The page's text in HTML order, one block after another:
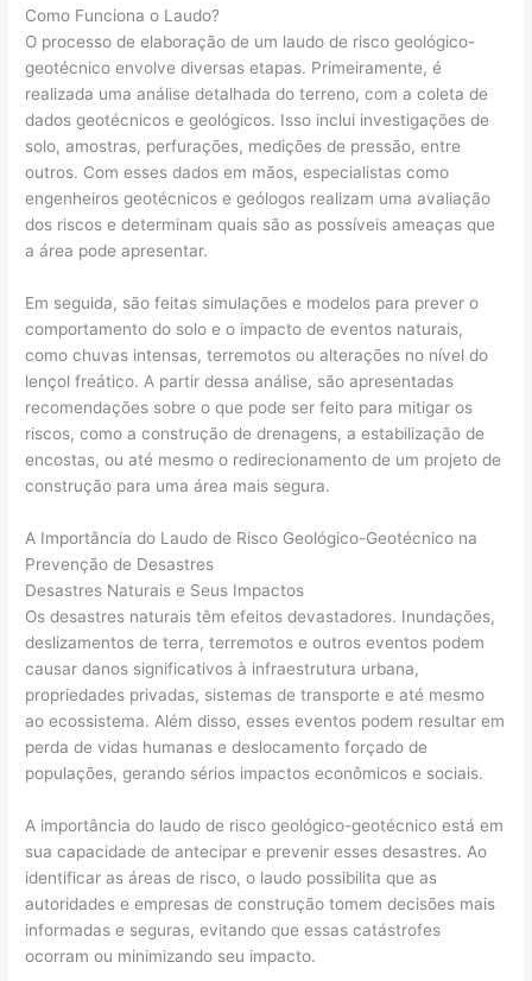
Como Funciona o Laudo?
O processo de elaboração de um laudo de risco geológico-
geotécnico envolve diversas etapas. Primeiramente, é
realizada uma análise detalhada do terreno, com a coleta de
dados geotécnicos e geológicos. Isso inclui investigações de
solo, amostras, perfurações, medições de pressão, entre
outros. Com esses dados em mãos, especialistas como
engenheiros geotécnicos e geólogos realizam uma avaliação
dos riscos e determinam quais são as possíveis ameaças que
a área pode apresentar.
Em seguida, são feitas simulações e modelos para prever o
comportamento do solo e o impacto de eventos naturais,
como chuvas intensas, terremotos ou alterações no nível do
lençol freático. A partir dessa análise, são apresentadas
recomendações sobre o que pode ser feito para mitigar os
riscos, como a construção de drenagens, a estabilização de
encostas, ou até mesmo o redirecionamento de um projeto de
construção para uma área mais segura.
A Importância do Laudo de Risco Geológico-Geotécnico na
Prevenção de Desastres
Desastres Naturais e Seus Impactos
Os desastres naturais têm efeitos devastadores. Inundações,
deslizamentos de terra, terremotos e outros eventos podem
causar danos significativos à infraestrutura urbana,
propriedades privadas, sistemas de transporte e até mesmo
ao ecossistema. Além disso, esses eventos podem resultar em
perda de vidas humanas e deslocamento forçado de
populações, gerando sérios impactos econômicos e sociais.
A importância do laudo de risco geológico-geotécnico está em
sua capacidade de antecipar e prevenir esses desastres. Ao
identificar as áreas de risco, o laudo possibilita que as
autoridades e empresas de construção tomem decisões mais
informadas e seguras, evitando que essas catástrofes
ocorram ou minimizando seu impacto.